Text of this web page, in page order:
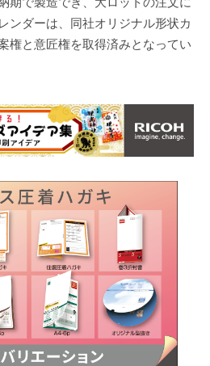
ンダーは、同社オリジナル形状カ
権と意匠権を取得済みとなってい